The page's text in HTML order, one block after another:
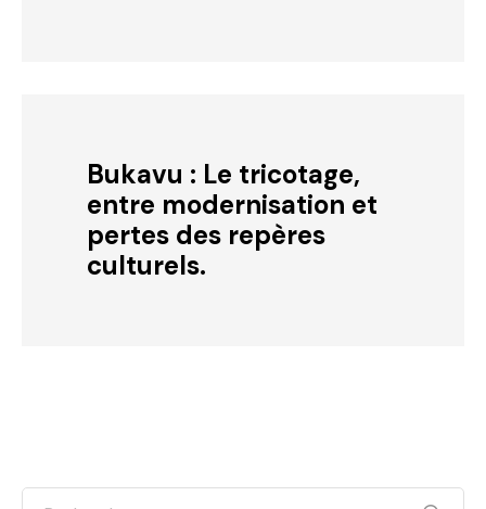
Bukavu : Le tricotage,
entre modernisation et
pertes des repères
culturels.